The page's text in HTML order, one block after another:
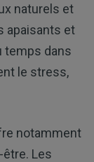
naturels et
apaisants et
temps dans
le stress,
notamment
Les